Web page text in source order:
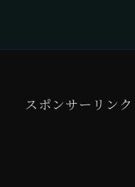
スポンサーリンク